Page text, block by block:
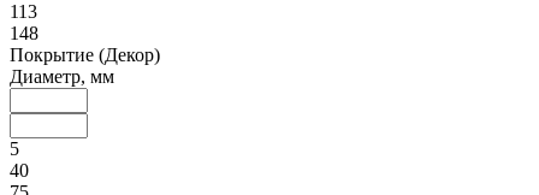
113
148
Покрытие (Декор)
Диаметр, мм
5
40